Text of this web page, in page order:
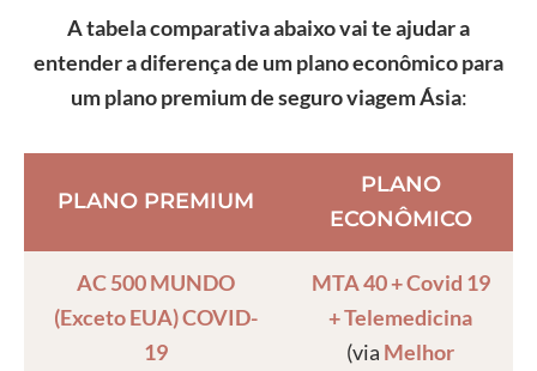
A tabela comparativa abaixo vai te ajudar a
entender a diferença de um plano econômico para
um plano premium de seguro viagem Ásia:
PLANO PREMIUM
PLANO
ECONÔMICO
AC 500 MUNDO
(Exceto EUA) COVID-
19
MTA 40 + Covid 19
+ Telemedicina
(via Melhor